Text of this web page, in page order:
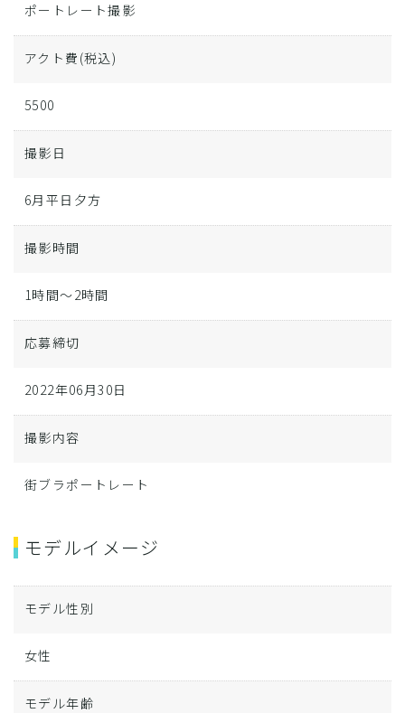
ポートレート撮影
アクト費 (税込)
5500
撮影日
6月平日夕方
撮影時間
1時間～2時間
応募締切
2022年06月30日
撮影内容
街ブラポートレート
モデルイメージ
モデル性別
女性
モデル年齢